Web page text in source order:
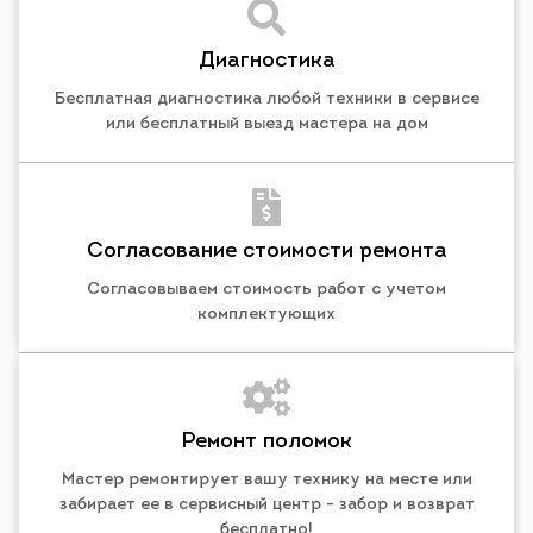
Диагностика
Бесплатная диагностика любой техники в сервисе
или бесплатный выезд мастера на дом
Согласование стоимости ремонта
Согласовываем стоимость работ с учетом
комплектующих
Ремонт поломок
Мастер ремонтирует вашу технику на месте или
забирает ее в сервисный центр - забор и возврат